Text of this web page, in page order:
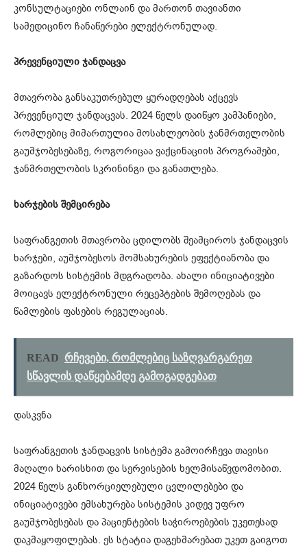
კონსულტაციები ონლაინ და მართონ თავიანთი
სამედიცინო ჩანაწერები ელექტრონულად.
პრევენციული ჯანდაცვა
მთავრობა განსაკუთრებულ ყურადღებას აქცევს
პრევენციულ ჯანდაცვას. 2024 წელს დაიწყო კამპანიები,
რომლებიც მიმართულია მოსახლეობის ჯანმრთელობის
გაუმჯობესებაზე, როგორიცაა ვაქცინაციის პროგრამები,
ჯანმრთელობის სკრინინგი და განათლება.
ხარჯების შემცირება
საფრანგეთის მთავრობა ცდილობს შეამციროს ჯანდაცვის
ხარჯები, აუმჯობესოს მომსახურების ეფექტიანობა და
გაზარდოს სისტემის მდგრადობა. ახალი ინიციატივები
მოიცავს ელექტრონული რეცეპტების შემოღებას და
წამლების ფასების რეგულაციას.
READ რჩევები, რომლებიც საზღვარგარეთ
სწავლის დაწყებამდე გამოგადგებათ
დასკვნა
საფრანგეთის ჯანდაცვის სისტემა გამოირჩევა თავისი
მაღალი ხარისხით და სერვისების ხელმისაწვდომობით.
2024 წელს განხორციელებული ცვლილებები და
ინიციატივები ემსახურება სისტემის კიდევ უფრო
გაუმჯობესებას და პაციენტების საჭიროებების უკეთესად
დაკმაყოფილებას. ეს სტატია დაგეხმარებათ უკეთ გაიგოთ